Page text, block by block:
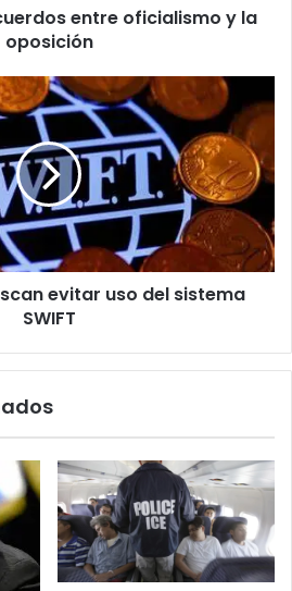
entre oficialismo y la
oposición
evitar uso del sistema
SWIFT